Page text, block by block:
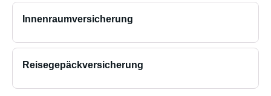
Innenraumversicherung
Reisegepäckversicherung